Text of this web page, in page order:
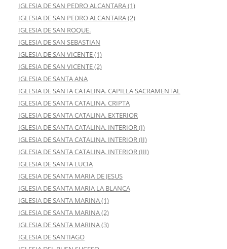
IGLESIA DE SAN PEDRO ALCANTARA (1)
IGLESIA DE SAN PEDRO ALCANTARA (2)
IGLESIA DE SAN ROQUE.
IGLESIA DE SAN SEBASTIAN
IGLESIA DE SAN VICENTE (1)
IGLESIA DE SAN VICENTE (2)
IGLESIA DE SANTA ANA
IGLESIA DE SANTA CATALINA. CAPILLA SACRAMENTAL
IGLESIA DE SANTA CATALINA. CRIPTA
IGLESIA DE SANTA CATALINA. EXTERIOR
IGLESIA DE SANTA CATALINA. INTERIOR (I)
IGLESIA DE SANTA CATALINA. INTERIOR (II)
IGLESIA DE SANTA CATALINA. INTERIOR (III)
IGLESIA DE SANTA LUCIA
IGLESIA DE SANTA MARIA DE JESUS
IGLESIA DE SANTA MARIA LA BLANCA
IGLESIA DE SANTA MARINA (1)
IGLESIA DE SANTA MARINA (2)
IGLESIA DE SANTA MARINA (3)
IGLESIA DE SANTIAGO